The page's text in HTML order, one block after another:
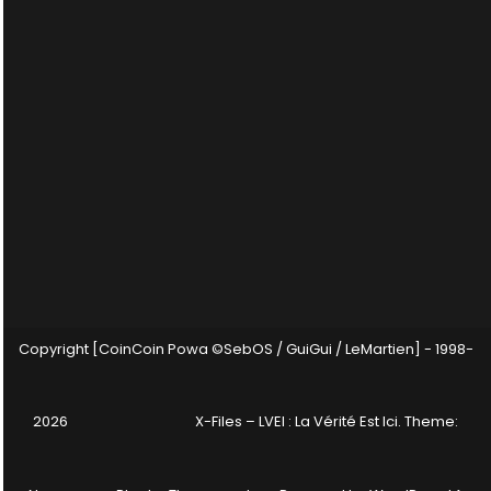
Copyright [CoinCoin Powa ©SebOS / GuiGui / LeMartien] - 1998-
2026 X-Files – LVEI : La Vérité Est Ici. Theme: